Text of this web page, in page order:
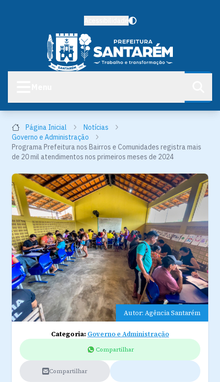
Página Inicial
Notícias
Governo e Administração
Programa Prefeitura nos Bairros e Comunidades registra mais
de 20 mil atendimentos nos primeiros meses de 2024
Autor: Agência Santarém
Categoria: Governo e Administração
Compartilhar
Compartilhar